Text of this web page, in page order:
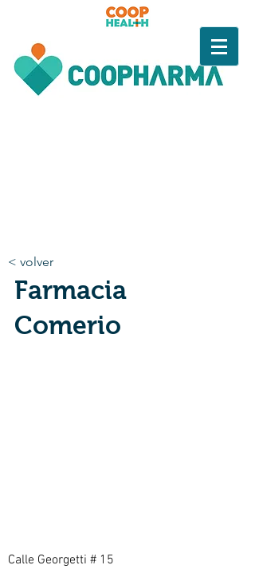
< volver
Farmacia
Comerio
Calle Georgetti # 15